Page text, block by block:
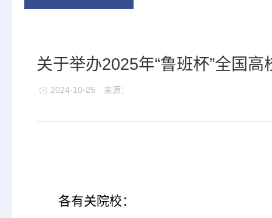
关于举办2025年“鲁班杯”全国
2024-10-25 来源：
各有关院校：